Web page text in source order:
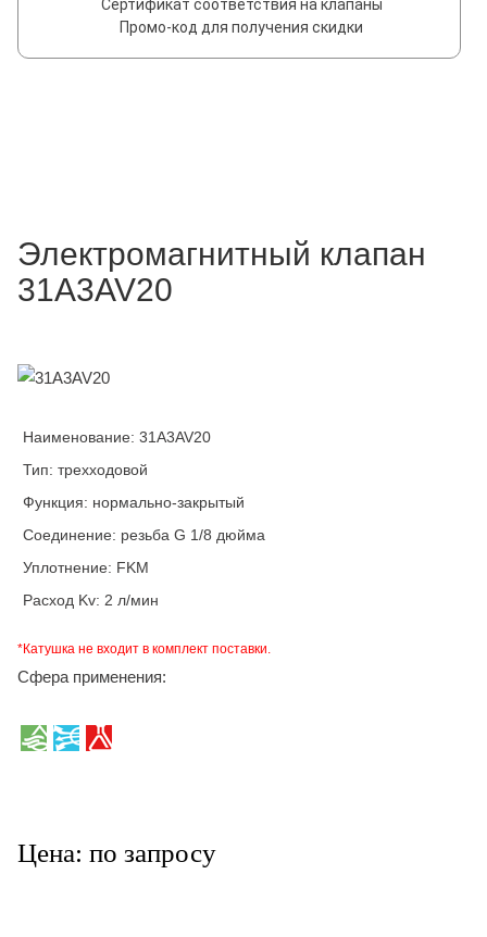
Сертификат соответствия на клапаны
Промо-код для получения скидки
Электромагнитный клапан
31A3AV20
Наименование: 31A3AV20
Тип: трехходовой
Функция: нормально-закрытый
Соединение: резьба G 1/8 дюйма
Уплотнение: FKM
Расход Kv: 2 л/мин
*Катушка не входит в комплект поставки.
Сфера применения:
Цена: по запросу